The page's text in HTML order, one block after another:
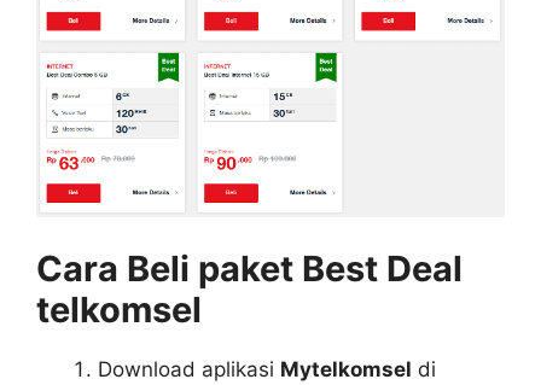
Cara Beli paket Best Deal
telkomsel
Download aplikasi Mytelkomsel di